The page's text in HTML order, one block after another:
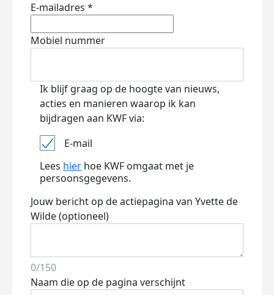
E-mailadres *
Mobiel nummer
Ik blijf graag op de hoogte van nieuws,
acties en manieren waarop ik kan
bijdragen aan KWF via:
E-mail
Lees hier hoe KWF omgaat met je
persoonsgegevens.
Jouw bericht op de actiepagina van Yvette de
Wilde (optioneel)
0/150
Naam die op de pagina verschijnt